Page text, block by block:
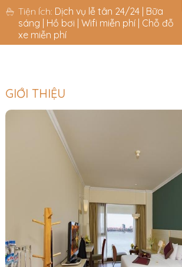
Tiện Ích: Dịch vụ lễ tân 24/24 | Bữa
sáng | Hồ bơi | Wifi miễn phí | Chỗ đỗ
xe miễn phí
GIỚI THIỆU